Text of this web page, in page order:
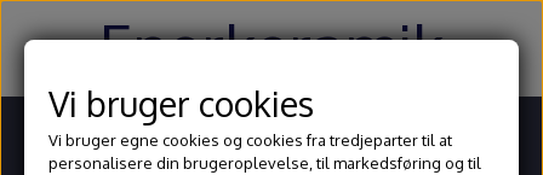
Enerkeramik
Vi bruger cookies
Vi bruger egne cookies og cookies fra tredjeparter til at
personalisere din brugeroplevelse, til markedsføring og til